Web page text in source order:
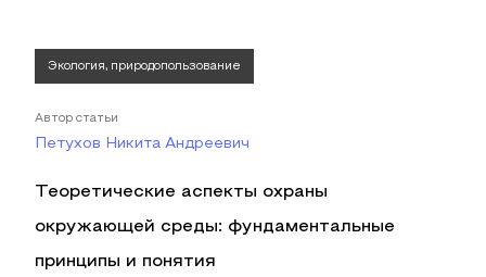
Экология, природопользование
Автор статьи
Петухов Никита Андреевич
Теоретические аспекты охраны
окружающей среды: фундаментальные
принципы и понятия